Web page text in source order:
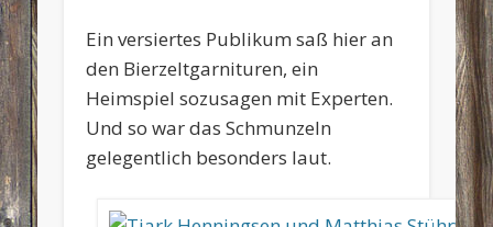
Ein versiertes Publikum saß hier an
den Bierzeltgarnituren, ein
Heimspiel sozusagen mit Experten.
Und so war das Schmunzeln
gelegentlich besonders laut.